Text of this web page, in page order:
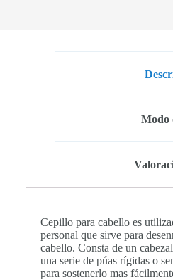
Modo
Cepillo para cabello es
personal que sirve para
cabello. Consta de un
una serie de púas rígidas o
para sostenerlo mas